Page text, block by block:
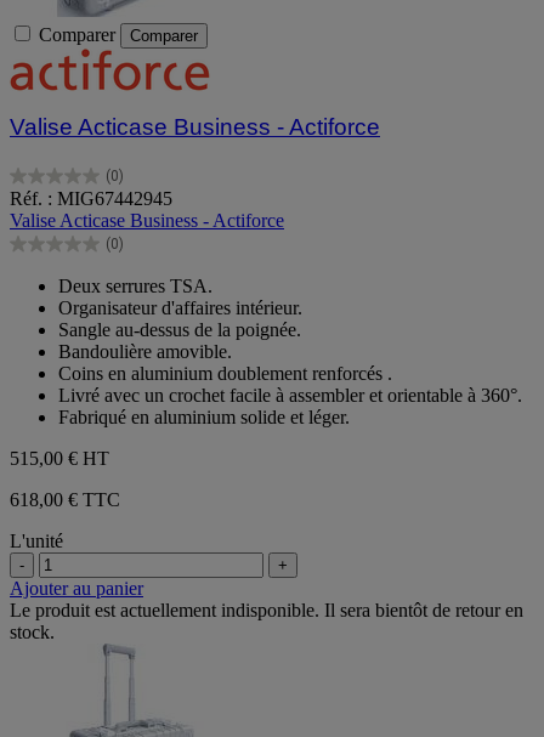
Comparer Comparer
Valise Acticase Business - Actiforce
(0)
0.0
sur
5
étoiles.
Réf. : MIG67442945
Valise Acticase Business - Actiforce
(0)
0.0
étoiles.
Deux serrures TSA.
Organisateur d'affaires intérieur.
Sangle au-dessus de la poignée.
Bandoulière amovible.
Coins en aluminium doublement renforcés .
Livré avec un crochet facile à assembler et orientable à 360°.
Fabriqué en aluminium solide et léger.
515,00 € HT
618,00 € TTC
L'unité
- +
Ajouter au panier
Le produit est actuellement indisponible. Il sera bientôt de retour en
stock.